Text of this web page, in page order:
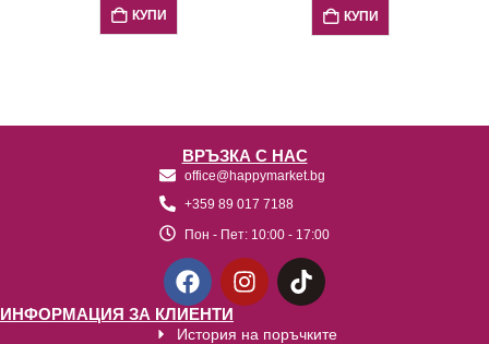
КУПИ КУПИ
ВРЪЗКА С НАС
office@happymarket.bg
+359 89 017 7188
Пон - Пет: 10:00 - 17:00
ИНФОРМАЦИЯ ЗА КЛИЕНТИ
История на поръчките